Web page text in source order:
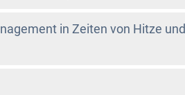
in Zeiten von Hitze und